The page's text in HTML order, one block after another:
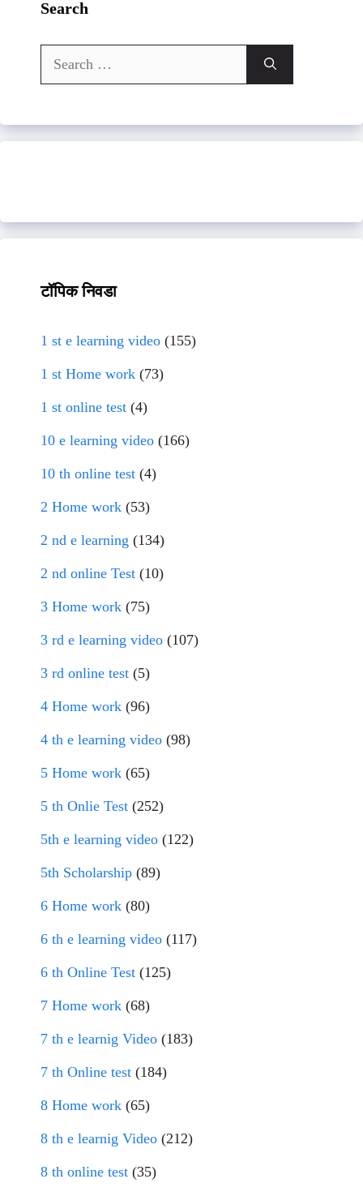
Search
Search
for:
टॉपिक निवडा
1 st e learning video (155)
1 st Home work (73)
1 st online test (4)
10 e learning video (166)
10 th online test (4)
2 Home work (53)
2 nd e learning (134)
2 nd online Test (10)
3 Home work (75)
3 rd e learning video (107)
3 rd online test (5)
4 Home work (96)
4 th e learning video (98)
5 Home work (65)
5 th Onlie Test (252)
5th e learning video (122)
5th Scholarship (89)
6 Home work (80)
6 th e learning video (117)
6 th Online Test (125)
7 Home work (68)
7 th e learnig Video (183)
7 th Online test (184)
8 Home work (65)
8 th e learnig Video (212)
8 th online test (35)